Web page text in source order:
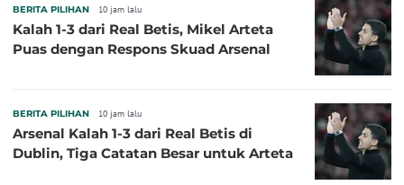
BERITA PILIHAN 10 jam lalu
Kalah 1-3 dari Real Betis, Mikel Arteta
Puas dengan Respons Skuad Arsenal
BERITA PILIHAN 10 jam lalu
Arsenal Kalah 1-3 dari Real Betis di
Dublin, Tiga Catatan Besar untuk Arteta